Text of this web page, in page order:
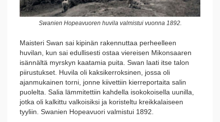
Swanien Hopeavuoren huvila valmistui vuonna 1892.
Maisteri Swan sai kipinän rakennuttaa perheelleen
huvilan, kun sai edullisesti ostaa viereisen Mikonsaaren
isännältä myrskyn kaatamia puita. Swan laati itse talon
piirustukset. Huvila oli kaksikerroksinen, jossa oli
ajanmukainen torni, jonne kiivettiin kierreportaita salin
puolelta. Salia lämmitettiin kahdella isokokoisella uunilla,
jotka oli kalkittu valkoisiksi ja koristeltu kreikkalaiseen
tyyliin. Swanien Hopeavuori valmistui 1892.